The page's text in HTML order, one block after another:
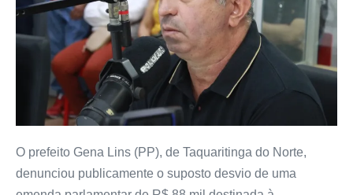
O prefeito Gena Lins (PP), de Taquaritinga do Norte,
denunciou publicamente o suposto desvio de uma